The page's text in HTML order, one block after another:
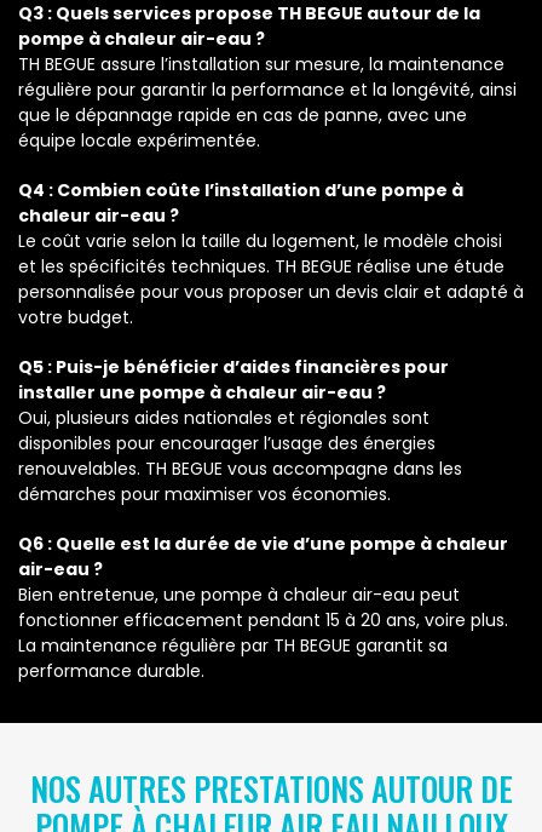
Q3 : Quels services propose TH BEGUE autour de la
pompe à chaleur air-eau ?
TH BEGUE assure l’installation sur mesure, la maintenance
régulière pour garantir la performance et la longévité, ainsi
que le dépannage rapide en cas de panne, avec une
équipe locale expérimentée.
Q4 : Combien coûte l’installation d’une pompe à
chaleur air-eau ?
Le coût varie selon la taille du logement, le modèle choisi
et les spécificités techniques. TH BEGUE réalise une étude
personnalisée pour vous proposer un devis clair et adapté à
votre budget.
Q5 : Puis-je bénéficier d’aides financières pour
installer une pompe à chaleur air-eau ?
Oui, plusieurs aides nationales et régionales sont
disponibles pour encourager l’usage des énergies
renouvelables. TH BEGUE vous accompagne dans les
démarches pour maximiser vos économies.
Q6 : Quelle est la durée de vie d’une pompe à chaleur
air-eau ?
Bien entretenue, une pompe à chaleur air-eau peut
fonctionner efficacement pendant 15 à 20 ans, voire plus.
La maintenance régulière par TH BEGUE garantit sa
performance durable.
NOS AUTRES PRESTATIONS AUTOUR DE